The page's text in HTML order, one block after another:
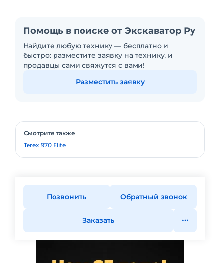
Помощь в поиске от Экскаватор Ру
Найдите любую технику — бесплатно и
быстро: разместите заявку на технику, и
продавцы сами свяжутся с вами!
Разместить заявку
Смотрите также
Terex 970 Elite
Позвонить Обратный звонок
Заказать